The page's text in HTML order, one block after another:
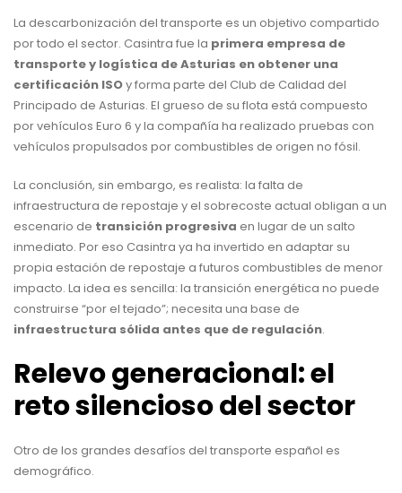
La descarbonización del transporte es un objetivo compartido
por todo el sector. Casintra fue la primera empresa de
transporte y logística de Asturias en obtener una
certificación ISOy forma parte del Club de Calidad del
Principado de Asturias. El grueso de su flota está compuesto
por vehículos Euro 6 y la compañía ha realizado pruebas con
vehículos propulsados por combustibles de origen no fósil.
La conclusión, sin embargo, es realista: la falta de
infraestructura de repostaje y el sobrecoste actual obligan a un
escenario de transición progresiva en lugar de un salto
inmediato. Por eso Casintra ya ha invertido en adaptar su
propia estación de repostaje a futuros combustibles de menor
impacto. La idea es sencilla: la transición energética no puede
construirse “por el tejado”; necesita una base de
infraestructura sólida antes que de regulación.
Relevo generacional: el
reto silencioso del sector
Otro de los grandes desafíos del transporte español es
demográfico.